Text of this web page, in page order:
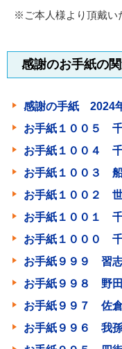
※ご本人様より頂戴い
感謝のお手紙の
感謝の手紙 2024
お手紙１００５
お手紙１００４
お手紙１００３
お手紙１００２
お手紙１００１
お手紙１０００
お手紙９９９ 習
お手紙９９８ 野
お手紙９９７ 佐
お手紙９９６ 我